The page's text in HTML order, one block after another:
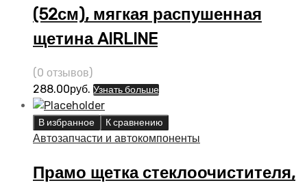
(52см), мягкая распушенная
щетина AIRLINE
(0 отзывов)
288.00руб. Узнать больше
В избранное К сравнению
Автозапчасти и автокомпоненты
Прамо щетка стеклоочистителя,